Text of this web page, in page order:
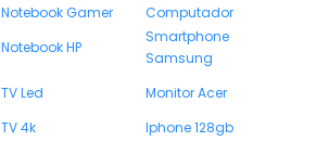
Notebook Gamer
Computador
Notebook HP
Smartphone
Samsung
TV Led
Monitor Acer
TV 4k
Iphone 128gb